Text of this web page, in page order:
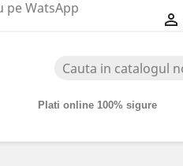
pe WatsApp

Plati online 100% sigure